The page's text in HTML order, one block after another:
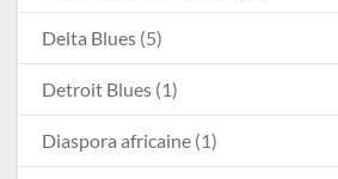
Delta Blues (5)
Detroit Blues (1)
Diaspora africaine (1)